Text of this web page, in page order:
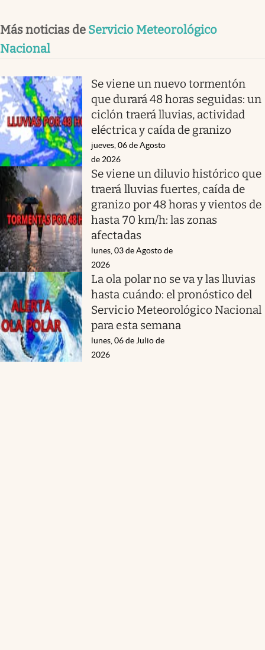
Más noticias de Servicio Meteorológico
Nacional
Se viene un nuevo tormentón
que durará 48 horas seguidas: un
ciclón traerá lluvias, actividad
eléctrica y caída de granizo
jueves, 06 de Agosto
de 2026
Se viene un diluvio histórico que
traerá lluvias fuertes, caída de
granizo por 48 horas y vientos de
hasta 70 km/h: las zonas
afectadas
lunes, 03 de Agosto de
2026
La ola polar no se va y las lluvias
hasta cuándo: el pronóstico del
Servicio Meteorológico Nacional
para esta semana
lunes, 06 de Julio de
2026